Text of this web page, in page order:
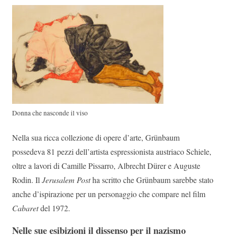
Donna che nasconde il viso
Nella sua ricca collezione di opere d’arte, Grünbaum
possedeva 81 pezzi dell’artista espressionista austriaco Schiele,
oltre a lavori di Camille Pissarro, Albrecht Dürer e Auguste
Rodin. IlJerusalem Postha scritto che Grünbaum sarebbe stato
anche d’ispirazione per un personaggio che compare nel film
Cabaretdel 1972.
Nelle sue esibizioni il dissenso per il nazismo